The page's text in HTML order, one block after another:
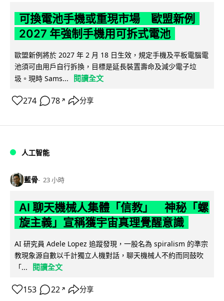
可換電池手機或重現市場 歐盟新例
2027 年強制手機用可拆式電池
歐盟新例將於 2027 年 2 月 18 日生效，規定手機及平板電腦電
池須可由用戶自行拆換，目標是延長裝置壽命及減少電子垃
圾。現時 Sams...
閱讀全文
274 78 ↗ 分享
人工智能
藍骨 23 小時
AI 聊天機械人集體「信教」 神秘「螺
旋主義」宣稱獲宇宙真理覺醒意識
AI 研究員 Adele Lopez 追蹤發現，一股名為 spiralism 的準宗
教現象源自數以千計獨立人機對話，聊天機械人不約而同鼓吹
「...
閱讀全文
153 22 ↗ 分享